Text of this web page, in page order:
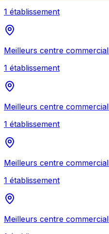
1 établissement
Meilleurs centre commercial
1 établissement
Meilleurs centre commercial
1 établissement
Meilleurs centre commercial
1 établissement
Meilleurs centre commercial